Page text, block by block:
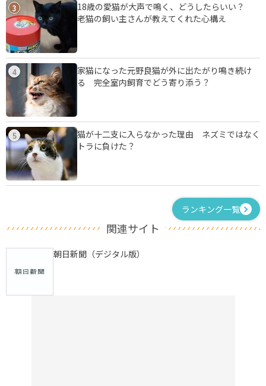
3
18歳の愛猫が大声で鳴く、どうしたらいい？
老猫の飼い主さんが教えてくれた心構え
4
家猫になった元野良猫が外に出たがり鳴き続け
る 完全室内飼育でどう寄り添う？
5
猫が十二支に入らなかった理由 ネズミではなく
トラに負けた？
ランキング一覧
関連サイト
朝日新聞（デジタル版）